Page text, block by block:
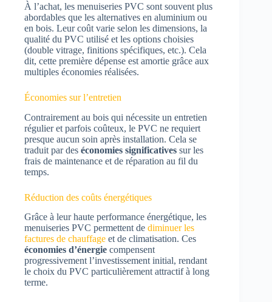
À l’achat, les menuiseries PVC sont souvent plus
abordables que les alternatives en aluminium ou
en bois. Leur coût varie selon les dimensions, la
qualité du PVC utilisé et les options choisies
(double vitrage, finitions spécifiques, etc.). Cela
dit, cette première dépense est amortie grâce aux
multiples économies réalisées.
Économies sur l’entretien
Contrairement au bois qui nécessite un entretien
régulier et parfois coûteux, le PVC ne requiert
presque aucun soin après installation. Cela se
traduit par des économies significatives sur les
frais de maintenance et de réparation au fil du
temps.
Réduction des coûts énergétiques
Grâce à leur haute performance énergétique, les
menuiseries PVC permettent de diminuer les
factures de chauffage et de climatisation. Ces
économies d’énergie compensent
progressivement l’investissement initial, rendant
le choix du PVC particulièrement attractif à long
terme.